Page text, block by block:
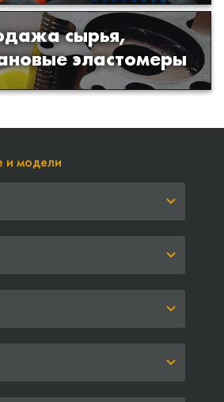
сырья,
эластомеры
для производства
изделий из полиуретана
и модели